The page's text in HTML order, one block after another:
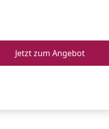
Jetzt zum Angebot